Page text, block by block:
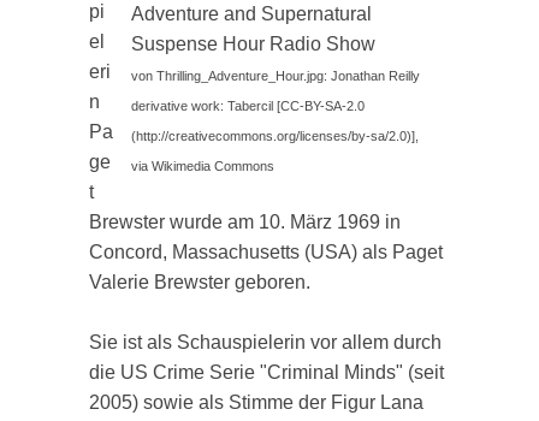
Adventure and Supernatural
Suspense Hour Radio Show
von Thrilling_Adventure_Hour.jpg: Jonathan Reilly
derivative work: Tabercil [CC-BY-SA-2.0
(http://creativecommons.org/licenses/by-sa/2.0)],
via Wikimedia Commons
pi
el
eri
n
Pa
ge
t
Brewster wurde am 10. März 1969 in
Concord, Massachusetts (USA) als Paget
Valerie Brewster geboren.
Sie ist als Schauspielerin vor allem durch
die US Crime Serie "Criminal Minds" (seit
2005) sowie als Stimme der Figur Lana